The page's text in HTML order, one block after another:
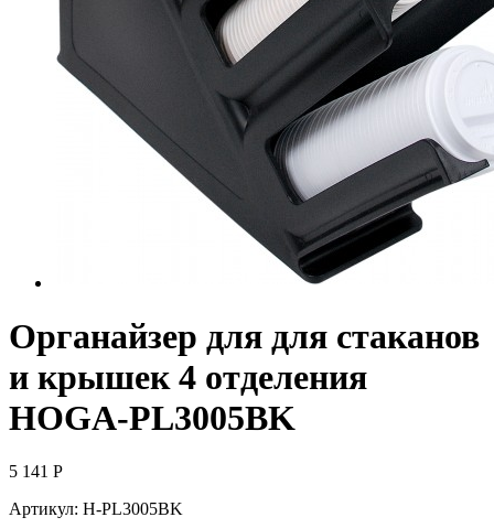
Органайзер для для стаканов
и крышек 4 отделения
HOGA-PL3005BK
5 141 Р
Артикул: H-PL3005BK